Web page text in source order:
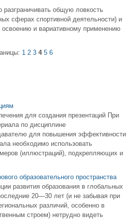
разграничивать общую ловкость
сферах спортивной деятельности) и
освоению и вариативному применению
1 2 3 4 5 6
для создания презентаций При
по дисциплине
для повышения эффективности
необходимо использовать
(иллюстраций), подкрепляющих и
образовательного пространства
развития образования в глобальных
20—30 лет (и не забывая при
различий, особенно в
строем) нетрудно видеть